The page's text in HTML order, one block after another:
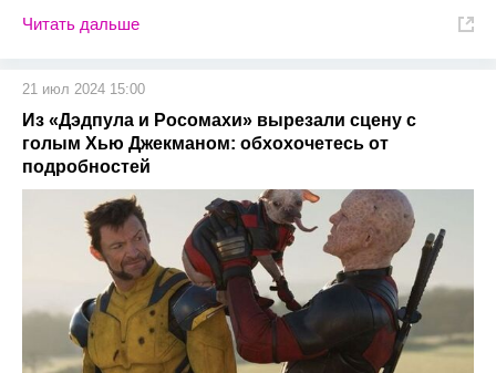
Читать дальше
21 июл 2024 15:00
Из «Дэдпула и Росомахи» вырезали сцену с
голым Хью Джекманом: обхохочетесь от
подробностей